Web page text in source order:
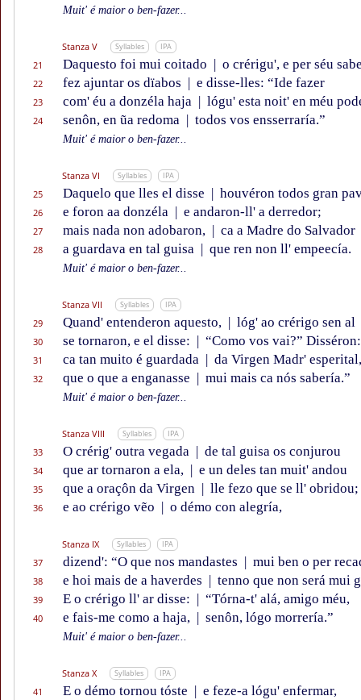
Muit' é maior o ben-fazer...
Stanza V Syllables IPA
21 Daquesto foi mui coitado | o crérigu', e per séu
22 fez ajuntar os dïabos | e disse-lles: “Ide fazer
23 com' éu a donzéla haja | lógu' esta noit' en méu
24 senôn, en ũa redoma | todos vos ensserraría.”
Muit' é maior o ben-fazer...
Stanza VI Syllables IPA
25 Daquelo que lles el disse | houvéron todos gran
26 e foron aa donzéla | e andaron-ll' a derredor;
27 mais nada non adobaron, | ca a Madre do Salvador
28 a guardava en tal guisa | que ren non ll' empeecía.
Muit' é maior o ben-fazer...
Stanza VII Syllables IPA
29 Quand' entenderon aquesto, | lóg' ao crérigo sen al
30 se tornaron, e el disse: | “Como vos vai?”
31 ca tan muito é guardada | da Virgen Madr' esperital,
32 que o que a enganasse | mui mais ca nós sabería.”
Muit' é maior o ben-fazer...
Stanza VIII Syllables IPA
33 O crérig' outra vegada | de tal guisa os conjurou
34 que ar tornaron a ela, | e un deles tan muit' andou
35 que a oraçôn da Virgen | lle fezo que se ll' obridou;
36 e ao crérigo vẽo | o démo con alegría,
Stanza IX Syllables IPA
37 dizend': “O que nos mandastes | mui ben o per
38 e hoi mais de a haverdes | tenno que non será mui
39 E o crérigo ll' ar disse: | “Tórna-t' alá, amigo méu,
40 e fais-me como a haja, | senôn, lógo morrería.”
Muit' é maior o ben-fazer...
Stanza X Syllables IPA
41 E o démo tornou tóste | e feze-a lógu' enfermar,